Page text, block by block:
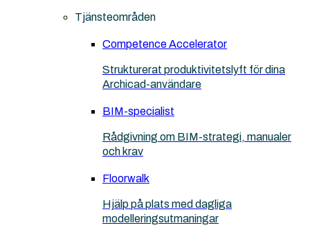
Tjänsteområden
Competence Accelerator
Strukturerat produktivitetslyft för dina
Archicad-användare
BIM-specialist
Rådgivning om BIM-strategi, manualer
och krav
Floorwalk
Hjälp på plats med dagliga
modelleringsutmaningar